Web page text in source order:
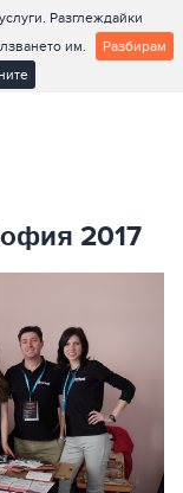
Разглеждайки
им.
Разбирам
2017